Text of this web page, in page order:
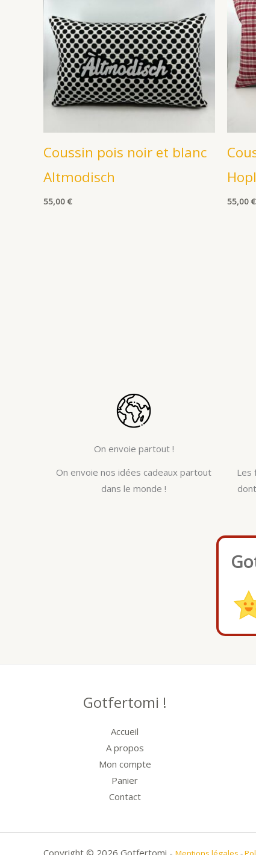
Coussin pois noir et blanc
Altmodisch
55,00 € 55,00 €
On envoie partout !
On envoie nos idées cadeaux partout
dans le monde !
Les
Gotfertomi !
Accueil
A propos
Mon compte
Panier
Contact
Copyright © 2026 Gotfertomi -